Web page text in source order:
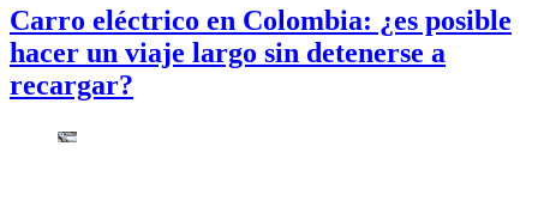
Carro eléctrico en Colombia: ¿es posible
hacer un viaje largo sin detenerse a
recargar?